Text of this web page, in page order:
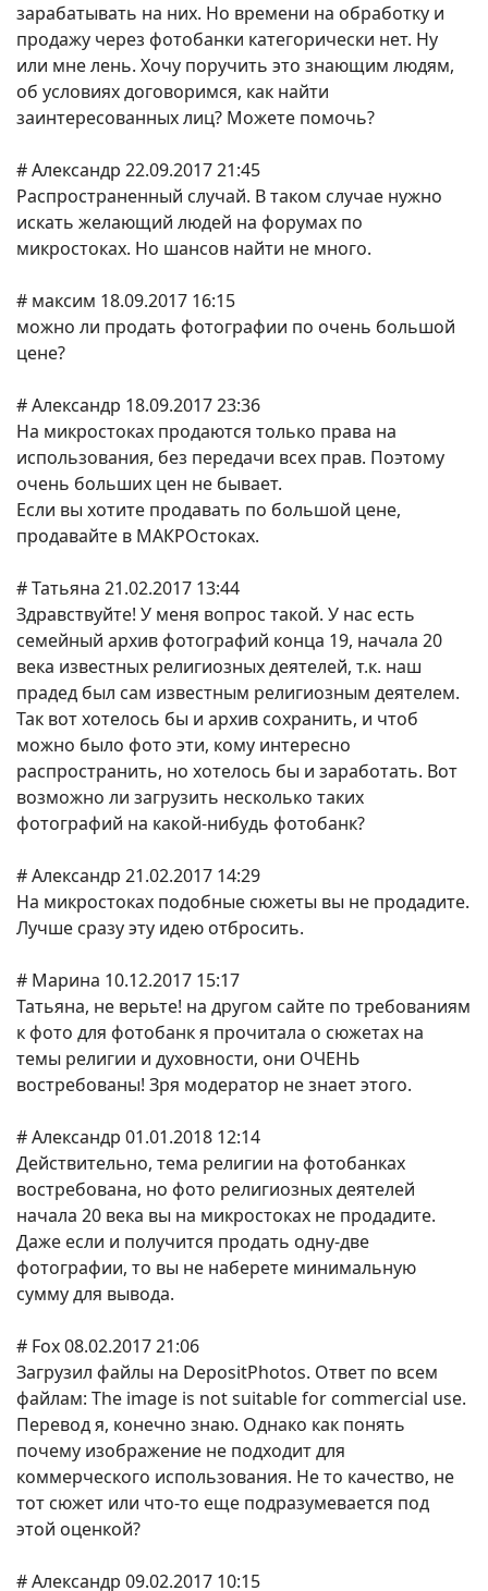
зарабатывать на них. Но времени на обработку и
продажу через фотобанки категорически нет. Ну
или мне лень. Хочу поручить это знающим людям,
об условиях договоримся, как найти
заинтересованных лиц? Можете помочь?
# Александр 22.09.2017 21:45
Распространенный случай. В таком случае нужно
искать желающий людей на форумах по
микростоках. Но шансов найти не много.
# максим 18.09.2017 16:15
можно ли продать фотографии по очень большой
цене?
# Александр 18.09.2017 23:36
На микростоках продаются только права на
использования, без передачи всех прав. Поэтому
очень больших цен не бывает.
Если вы хотите продавать по большой цене,
продавайте в МАКРОстоках.
# Татьяна 21.02.2017 13:44
Здравствуйте! У меня вопрос такой. У нас есть
семейный архив фотографий конца 19, начала 20
века известных религиозных деятелей, т.к. наш
прадед был сам известным религиозным деятелем.
Так вот хотелось бы и архив сохранить, и чтоб
можно было фото эти, кому интересно
распространить, но хотелось бы и заработать. Вот
возможно ли загрузить несколько таких
фотографий на какой-нибудь фотобанк?
# Александр 21.02.2017 14:29
На микростоках подобные сюжеты вы не продадите.
Лучше сразу эту идею отбросить.
# Марина 10.12.2017 15:17
Татьяна, не верьте! на другом сайте по требованиям
к фото для фотобанк я прочитала о сюжетах на
темы религии и духовности, они ОЧЕНЬ
востребованы! Зря модератор не знает этого.
# Александр 01.01.2018 12:14
Действительно, тема религии на фотобанках
востребована, но фото религиозных деятелей
начала 20 века вы на микростоках не продадите.
Даже если и получится продать одну-две
фотографии, то вы не наберете минимальную
сумму для вывода.
# Fox 08.02.2017 21:06
Загрузил файлы на DepositPhotos. Ответ по всем
файлам: The image is not suitable for commercial use.
Перевод я, конечно знаю. Однако как понять
почему изображение не подходит для
коммерческого использования. Не то качество, не
тот сюжет или что-то еще подразумевается под
этой оценкой?
# Александр 09.02.2017 10:15